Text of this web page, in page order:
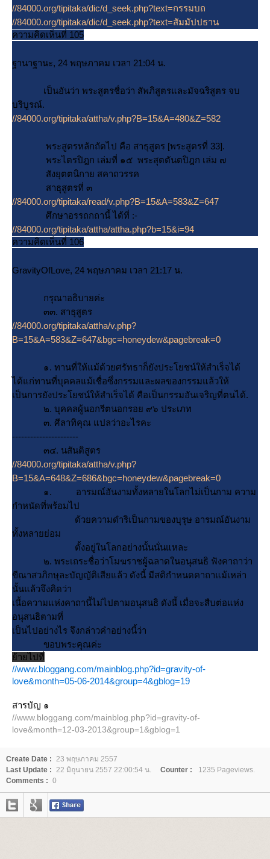
//84000.org/tipitaka/dic/d_seek.php?text=กรรมบถ
//84000.org/tipitaka/dic/d_seek.php?text=สัมมัปปธาน
ความคิดเห็นที่ 105
ฐานาฐานะ, 24 พฤษภาคม เวลา 21:04 น.
เป็นอันว่า พระสูตรชื่อว่า สัพภิสูตรและมัจฉริสูตร จบ
บริบูรณ์.
//84000.org/tipitaka/attha/v.php?B=15&A=480&Z=582
พระสูตรหลักถัดไป คือ สาธุสูตร [พระสูตรที่ 33].
พระไตรปิฎก เล่มที่ ๑๕ พระสุตตันตปิฎก เล่ม ๗
สังยุตตนิกาย สคาถวรรค
สาธุสูตรที่ ๓
//84000.org/tipitaka/read/v.php?B=15&A=583&Z=647
ศึกษาอรรถกถานี้ ได้ที่ :-
//84000.org/tipitaka/attha/attha.php?b=15&i=94
ความคิดเห็นที่ 106
GravityOfLove, 24 พฤษภาคม เวลา 21:17 น.
กรุณาอธิบายค่ะ
๓๓. สาธุสูตร
//84000.org/tipitaka/attha/v.php?
B=15&A=583&Z=647&bgc=honeydew&pagebreak=0
๑. ทานที่ให้แม้ด้วยศรัทธาก็ยังประโยชน์ให้สำเร็จได้
ได้แก่ทานที่บุคคลแม้เชื่อซึ่งกรรมและผลของกรรมแล้วให้
เป็นการยังประโยชน์ให้สำเร็จได้ คือเป็นกรรมอันเจริญที่ตนได้.
๒. บุคคลผู้นอกรีตนอกรอย ๙๖ ประเภท
๓. ศีลาทิคุณ แปลว่าอะไรคะ
----------------------
๓๔. นสันติสูตร
//84000.org/tipitaka/attha/v.php?
B=15&A=648&Z=686&bgc=honeydew&pagebreak=0
๑. อารมณ์อันงามทั้งหลายในโลกไม่เป็นกาม ความ
กำหนัดที่พร้อมไป
ด้วยความดำริเป็นกามของบุรุษ อารมณ์อันงาม
ทั้งหลายย่อม
ตั้งอยู่ในโลกอย่างนั้นนั่นแหละ
๒. พระเถระชื่อว่าโมฆราชผู้ฉลาดในอนุสนธิ ฟังคาถาว่า
ขีณาสวภิกษุละบัญญัติเสียแล้ว ดังนี้ มีสติกำหนดคาถาแม้เหล่า
นั้นแล้วจึงคิดว่า
เนื้อความแห่งคาถานี้ไม่ไปตามอนุสนธิ ดังนี้ เมื่อจะสืบต่อแห่ง
อนุสนธิตามที่
เป็นไปอย่างไร จึงกล่าวคำอย่างนี้ว่า
ขอบพระคุณค่ะ
้ายไปที่
//www.bloggang.com/mainblog.php?id=gravity-of-
love&month=05-06-2014&group=4&gblog=19
สารบัญ ๑
//www.bloggang.com/mainblog.php?id=gravity-of-
love&month=12-03-2013&group=1&gblog=1
Create Date : 23 พฤษภาคม 2557
Last Update : 22 มิถุนายน 2557 22:00:54 น. Counter :
1235 Pageviews.
Comments : 0